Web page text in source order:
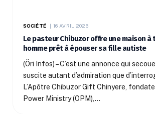
SOCIÉTÉ 16 AVRIL 2026
Le pasteur Chibuzor offre une maison à
homme prêt à épouser sa fille autiste
(Öri Infos) – C’est une annonce qui
suscite autant d’admiration que
L’Apôtre Chibuzor Gift Chinyere,
Power Ministry (OPM),…